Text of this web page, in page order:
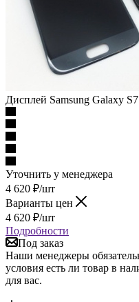
Дисплей Samsung Galaxy
Уточнить у менеджера
4 620 ₽/шт
Варианты цен
4 620 ₽/шт
Подробности
Под заказ
Наши менеджеры
условия есть ли товар в
для вас.